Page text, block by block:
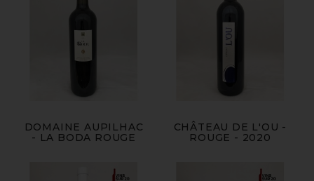
DOMAINE AUPILHAC
- LA BODA ROUGE
CHÂTEAU DE L'OU -
ROUGE - 2020